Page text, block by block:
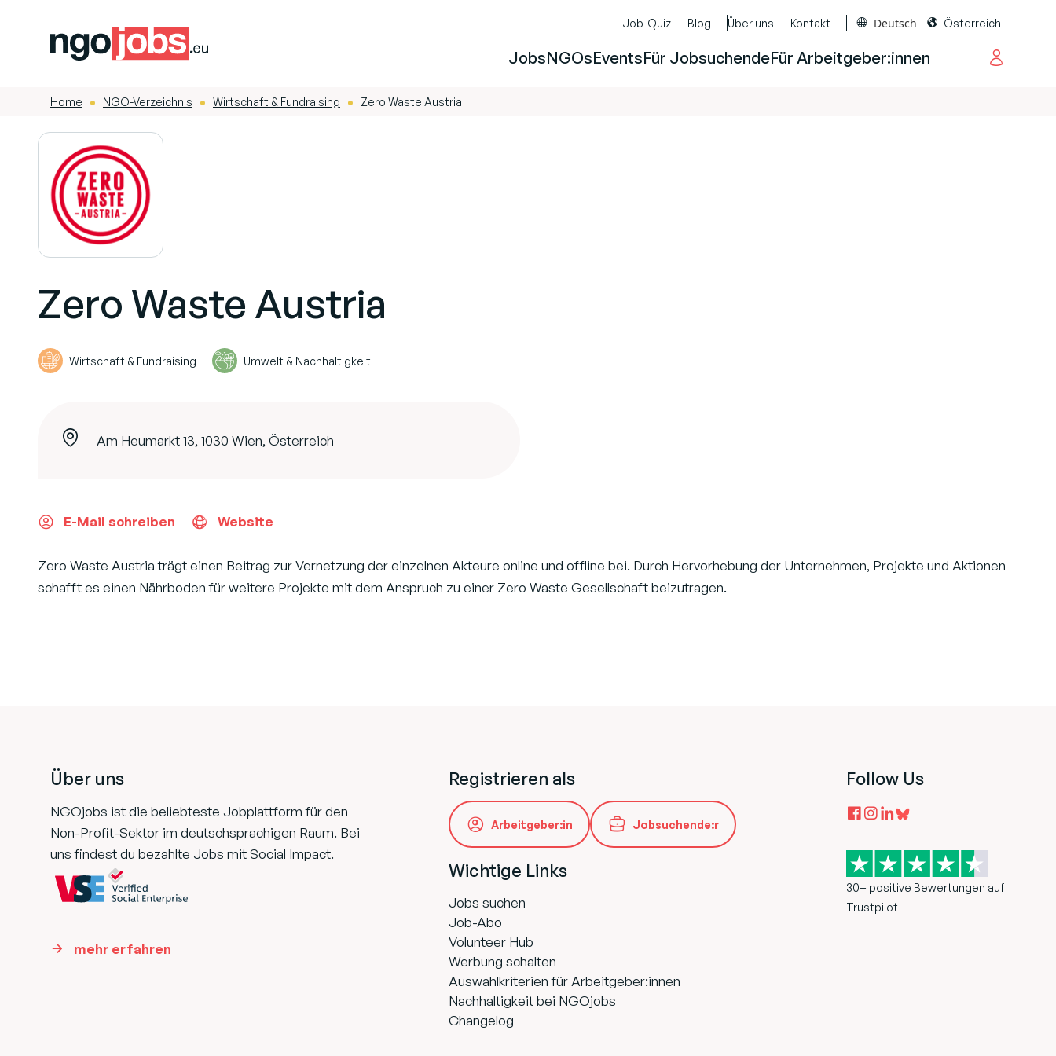
Job-Quiz Blog Über uns Kontakt Deutsch Österreich
JobsNGOsEventsFür JobsuchendeFür Arbeitgeber:innen
Home
-
NGO-Verzeichnis
-
Wirtschaft & Fundraising
-
Zero Waste Austria
Zero Waste Austria
Wirtschaft & Fundraising Umwelt & Nachhaltigkeit
Am Heumarkt 13, 1030 Wien, Österreich
E-Mail schreiben Website
Zero Waste Austria trägt einen Beitrag zur Vernetzung der einzelnen Akteure online und offline bei. Durch Hervorhebung der Unternehmen, Projekte und Aktionen
schafft es einen Nährboden für weitere Projekte mit dem Anspruch zu einer Zero Waste Gesellschaft beizutragen.
Über uns
NGOjobs ist die beliebteste Jobplattform für den
Non-Profit-Sektor im deutschsprachigen Raum. Bei
uns findest du bezahlte Jobs mit Social Impact.
mehr erfahren
Registrieren als
Arbeitgeber:in Jobsuchende:r
Wichtige Links
Jobs suchen
Job-Abo
Volunteer Hub
Werbung schalten
Auswahlkriterien für Arbeitgeber:innen
Nachhaltigkeit bei NGOjobs
Changelog
Follow Us
30+ positive Bewertungen auf
Trustpilot